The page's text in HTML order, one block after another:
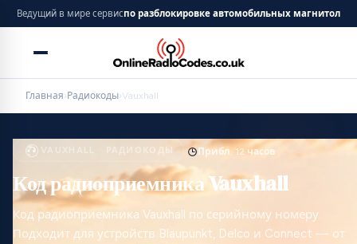
Ведущий в мире сервиспо разблокировке автомобильных магнитол
Главная› Радиокоды›Vauxhall
VAUXHALL · РАДИОКОДЫ Прибл. 12 часов
Код радиоприемника Vauxhall
Код радиоприемника Vauxhall по серийному номеру.
Подходит для устройств Blaupunkt, Delco и Connect — от